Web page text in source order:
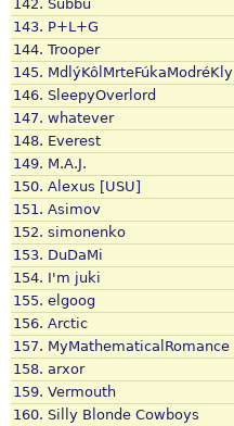
142. Subbu
143. P+L+G
144. Trooper
145. MdlýKôlMrteFúkaModréKly
146. SleepyOverlord
147. whatever
148. Everest
149. M.A.J.
150. Alexus [USU]
151. Asimov
152. simonenko
153. DuDaMi
154. I'm juki
155. elgoog
156. Arctic
157. MyMathematicalRomance
158. arxor
159. Vermouth
160. Silly Blonde Cowboys